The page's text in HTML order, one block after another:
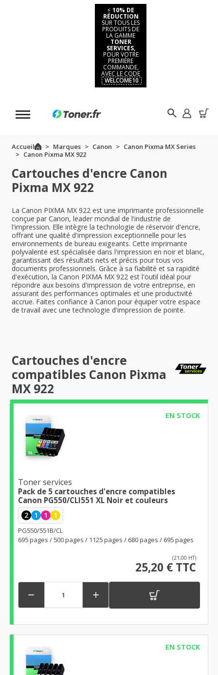
⚡ 10% DE
RÉDUCTION
SUR TOUS LES
PRODUITS DE
LA GAMME
TONER
SERVICES,
POUR VOTRE
PREMIÈRE
COMMANDE,
AVEC LE CODE
WELCOME10
Accueil Marques Canon
Canon Pixma MX Series
Canon Pixma MX 922
Cartouches d'encre Canon
Pixma MX 922
La Canon PIXMA MX 922 est une imprimante professionnelle
conçue par Canon, leader mondial de l'industrie de
l'impression. Elle intègre la technologie de réservoir d'encre,
offrant une qualité d'impression exceptionnelle pour les
environnements de bureau exigeants. Cette imprimante
polyvalente est spécialisée dans l'impression en noir et blanc,
garantissant des résultats nets et précis pour tous vos
documents professionnels. Grâce à sa fiabilité et sa rapidité
d'exécution, la Canon PIXMA MX 922 est l'outil idéal pour
répondre aux besoins d'impression de votre entreprise, en
assurant des performances optimales et une productivité
accrue. Faites confiance à Canon pour équiper votre espace
de travail avec une technologie d'impression de pointe.
Cartouches d'encre
compatibles Canon Pixma
MX 922
EN STOCK
Toner services
Pack de 5 cartouches d'encre compatibles
Canon PG550/CLI551 XL Noir et couleurs
2 1 1 1
PG550/551B/CL
695 pages / 500 pages / 1125 pages / 680 pages / 695 pages
(21,00 HT)
25,20 € TTC
 
EN STOCK